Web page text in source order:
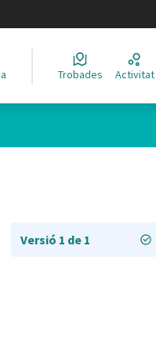
Trobades Activitat
Versió 1 de 1